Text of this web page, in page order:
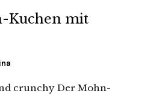
Kuchen mit
crunchy Der Mohn-